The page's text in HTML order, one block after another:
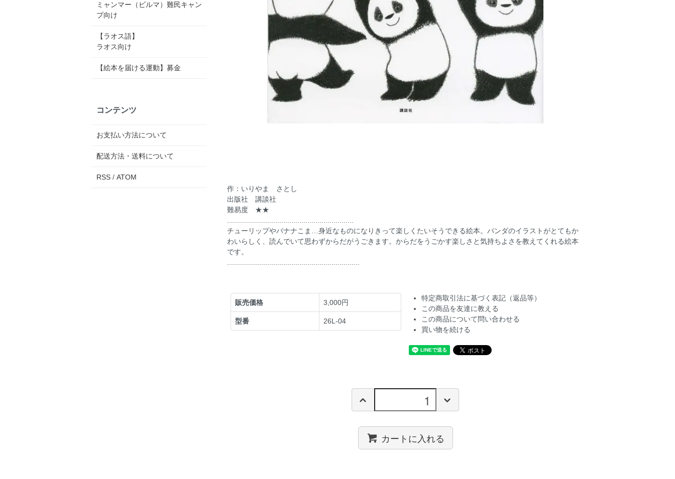
作：いりやま さとし
出版社 講談社
難易度 ★★
...............................................................
チューリップやバナナこま…身近なものになりきって楽しくたいそうできる絵本。パンダのイラストがとてもか
わいらしく、読んでいて思わずからだがうごきます。からだをうごかす楽しさと気持ちよさを教えてくれる絵本
です。
..................................................................
販売価格 3,000円
型番 26L-04
特定商取引法に基づく表記（返品等）
この商品を友達に教える
この商品について問い合わせる
買い物を続ける
カートに入れる
ミャンマー（ビルマ）難民キャン
プ向け
【ラオス語】
ラオス向け
【絵本を届ける運動】募金
コンテンツ
お支払い方法について
配送方法・送料について
RSS / ATOM